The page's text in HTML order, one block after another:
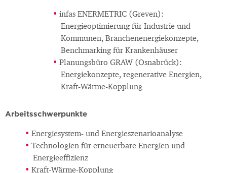
infas ENERMETRIC (Greven):
Energieoptimierung für Industrie und
Kommunen, Branchenenergiekonzepte,
Benchmarking für Krankenhäuser
Planungsbüro GRAW (Osnabrück):
Energiekonzepte, regenerative Energien,
Kraft-Wärme-Kopplung
Arbeitsschwerpunkte
Energiesystem- und Energieszenarioanalyse
Technologien für erneuerbare Energien und
Energieeffizienz
Kraft-Wärme-Kopplung